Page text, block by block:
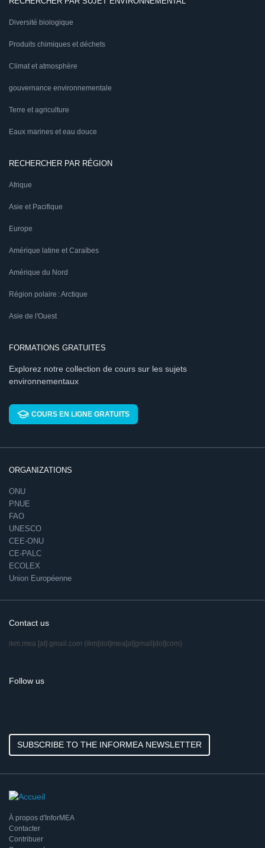
Diversité biologique
Produits chimiques et déchets
Climat et atmosphère
gouvernance environnementale
Terre et agriculture
Eaux marines et eau douce
RECHERCHER PAR RÉGION
Afrique
Asie et Pacifique
Europe
Amérique latine et Caraïbes
Amérique du Nord
Région polaire : Arctique
Asie de l'Ouest
FORMATIONS GRATUITES
Explorez notre collection de cours sur les sujets
environnementaux
COURS EN LIGNE GRATUITS
ORGANIZATIONS
ONU
PNUE
FAO
UNESCO
CEE-ONU
CE-PALC
ECOLEX
Union Européenne
Contact us
ikm.mea [at] gmail.com (ikm[dot]mea[at]gmail[dot]com)
Follow us
SUBSCRIBE TO THE INFORMEA NEWSLETTER
À propos d'InforMEA
Contacter
Contribuer